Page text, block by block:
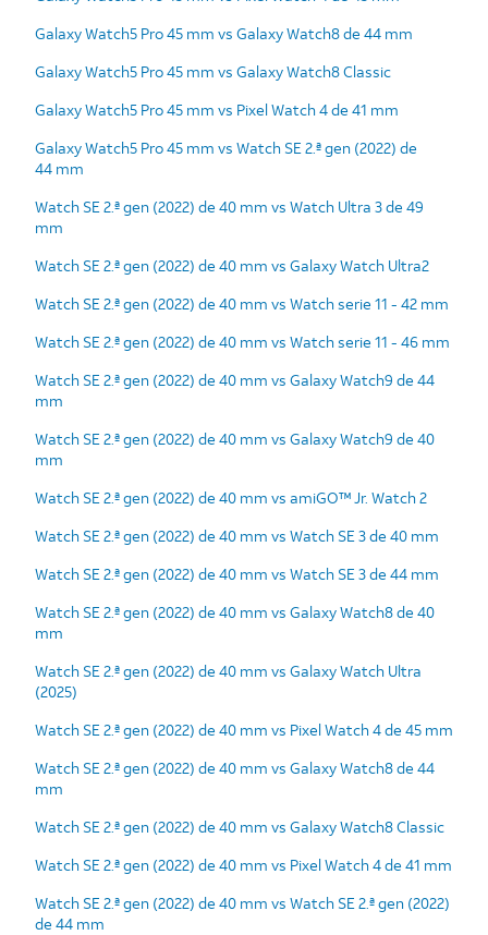
Galaxy Watch5 Pro 45 mm vs Galaxy Watch8 de 44 mm
Galaxy Watch5 Pro 45 mm vs Galaxy Watch8 Classic
Galaxy Watch5 Pro 45 mm vs Pixel Watch 4 de 41 mm
Galaxy Watch5 Pro 45 mm vs Watch SE 2.ª gen (2022) de
44 mm
Watch SE 2.ª gen (2022) de 40 mm vs Watch Ultra 3 de 49
mm
Watch SE 2.ª gen (2022) de 40 mm vs Galaxy Watch Ultra2
Watch SE 2.ª gen (2022) de 40 mm vs Watch serie 11 - 42 mm
Watch SE 2.ª gen (2022) de 40 mm vs Watch serie 11 - 46 mm
Watch SE 2.ª gen (2022) de 40 mm vs Galaxy Watch9 de 44
mm
Watch SE 2.ª gen (2022) de 40 mm vs Galaxy Watch9 de 40
mm
Watch SE 2.ª gen (2022) de 40 mm vs amiGO™ Jr. Watch 2
Watch SE 2.ª gen (2022) de 40 mm vs Watch SE 3 de 40 mm
Watch SE 2.ª gen (2022) de 40 mm vs Watch SE 3 de 44 mm
Watch SE 2.ª gen (2022) de 40 mm vs Galaxy Watch8 de 40
mm
Watch SE 2.ª gen (2022) de 40 mm vs Galaxy Watch Ultra
(2025)
Watch SE 2.ª gen (2022) de 40 mm vs Pixel Watch 4 de 45 mm
Watch SE 2.ª gen (2022) de 40 mm vs Galaxy Watch8 de 44
mm
Watch SE 2.ª gen (2022) de 40 mm vs Galaxy Watch8 Classic
Watch SE 2.ª gen (2022) de 40 mm vs Pixel Watch 4 de 41 mm
Watch SE 2.ª gen (2022) de 40 mm vs Watch SE 2.ª gen (2022)
de 44 mm